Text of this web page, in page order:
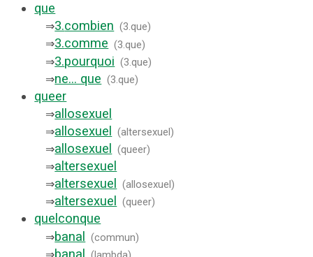
que
⇒3.combien (3.que)
⇒3.comme (3.que)
⇒3.pourquoi (3.que)
⇒ne... que (3.que)
queer
⇒allosexuel
⇒allosexuel (altersexuel)
⇒allosexuel (queer)
⇒altersexuel
⇒altersexuel (allosexuel)
⇒altersexuel (queer)
quelconque
⇒banal (commun)